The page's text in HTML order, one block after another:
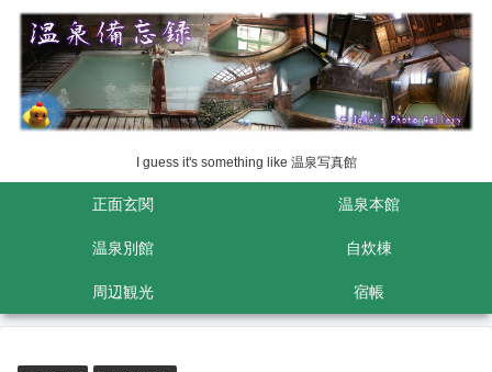
I guess it's something like 温泉写真館
正面玄関 温泉本館
温泉別館 自炊棟
周辺観光 宿帳